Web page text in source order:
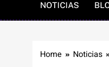
NOTICIAS
Home Noticias